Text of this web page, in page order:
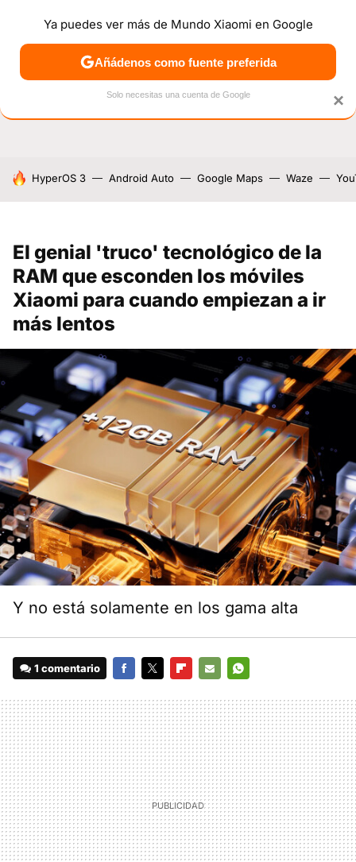
NOTICIAS MÓVILES TUTORIALES OFERTAS
HOY SE HABLA DE
HyperOS 3 Android Auto Google Maps Waze
El genial 'truco' tecnológico de la
RAM que esconden los móviles
Xiaomi para cuando empiezan a ir
más lentos
Y no está solamente en los gama alta
1 comentario
MAIL
×
Ya puedes ver más de Mundo Xiaomi en Google
Añádenos como fuente preferida
Solo necesitas una cuenta de Google